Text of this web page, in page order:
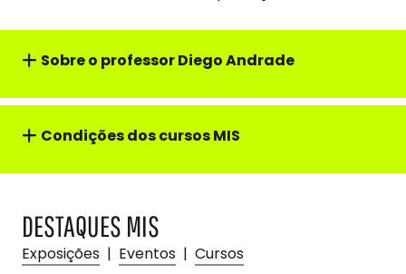
Sobre o professor Diego Andrade
Condições dos cursos MIS
DESTAQUES MIS
Exposições | Eventos | Cursos